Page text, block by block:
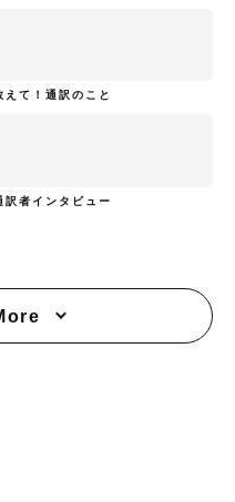
えて！通訳のこと
訳者インタビュー